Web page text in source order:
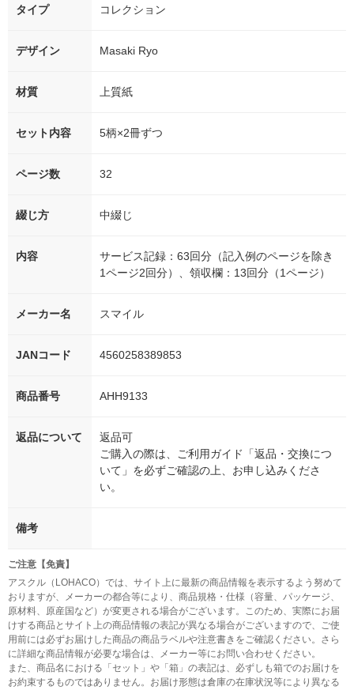
タイプ コレクション
デザイン Masaki Ryo
材質 上質紙
セット内容 5柄×2冊ずつ
ページ数 32
綴じ方 中綴じ
内容
サービス記録：63回分（記入例のページを除き
1ページ2回分）、領収欄：13回分（1ページ）
メーカー名 スマイル
JANコード 4560258389853
商品番号 AHH9133
返品について
返品可
ご購入の際は、ご利用ガイド「返品・交換につ
いて」を必ずご確認の上、お申し込みくださ
い。
備考
ご注意【免責】
アスクル（LOHACO）では、サイト上に最新の商品情報を表示するよう努めて
おりますが、メーカーの都合等により、商品規格・仕様（容量、パッケージ、
原材料、原産国など）が変更される場合がございます。このため、実際にお届
けする商品とサイト上の商品情報の表記が異なる場合がございますので、ご使
用前には必ずお届けした商品の商品ラベルや注意書きをご確認ください。さら
に詳細な商品情報が必要な場合は、メーカー等にお問い合わせください。
また、商品名における「セット」や「箱」の表記は、必ずしも箱でのお届けを
お約束するものではありません。お届け形態は倉庫の在庫状況等により異なる